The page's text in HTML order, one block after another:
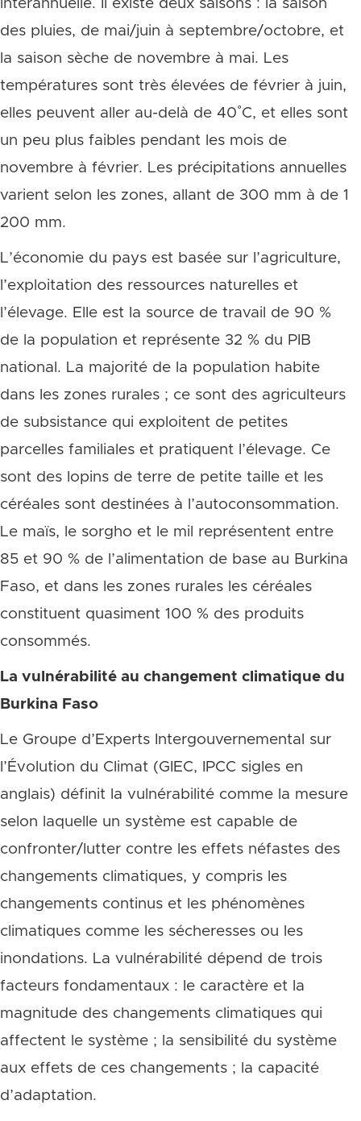
interannuelle. Il existe deux saisons : la saison
des pluies, de mai/juin à septembre/octobre, et
la saison sèche de novembre à mai. Les
températures sont très élevées de février à juin,
elles peuvent aller au-delà de 40˚C, et elles sont
un peu plus faibles pendant les mois de
novembre à février. Les précipitations annuelles
varient selon les zones, allant de 300 mm à de 1
200 mm.
L’économie du pays est basée sur l’agriculture,
l’exploitation des ressources naturelles et
l’élevage. Elle est la source de travail de 90 %
de la population et représente 32 % du PIB
national. La majorité de la population habite
dans les zones rurales ; ce sont des agriculteurs
de subsistance qui exploitent de petites
parcelles familiales et pratiquent l’élevage. Ce
sont des lopins de terre de petite taille et les
céréales sont destinées à l’autoconsommation.
Le maïs, le sorgho et le mil représentent entre
85 et 90 % de l’alimentation de base au Burkina
Faso, et dans les zones rurales les céréales
constituent quasiment 100 % des produits
consommés.
La vulnérabilité au changement climatique du
Burkina Faso
Le Groupe d’Experts Intergouvernemental sur
l’Évolution du Climat (GIEC, IPCC sigles en
anglais) définit la vulnérabilité comme la mesure
selon laquelle un système est capable de
confronter/lutter contre les effets néfastes des
changements climatiques, y compris les
changements continus et les phénomènes
climatiques comme les sécheresses ou les
inondations. La vulnérabilité dépend de trois
facteurs fondamentaux : le caractère et la
magnitude des changements climatiques qui
affectent le système ; la sensibilité du système
aux effets de ces changements ; la capacité
d’adaptation.